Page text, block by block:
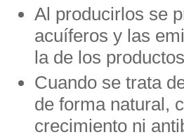
Al producirlos se
acuíferos y las
la de los
Cuando se trata
de forma natural,
crecimiento ni